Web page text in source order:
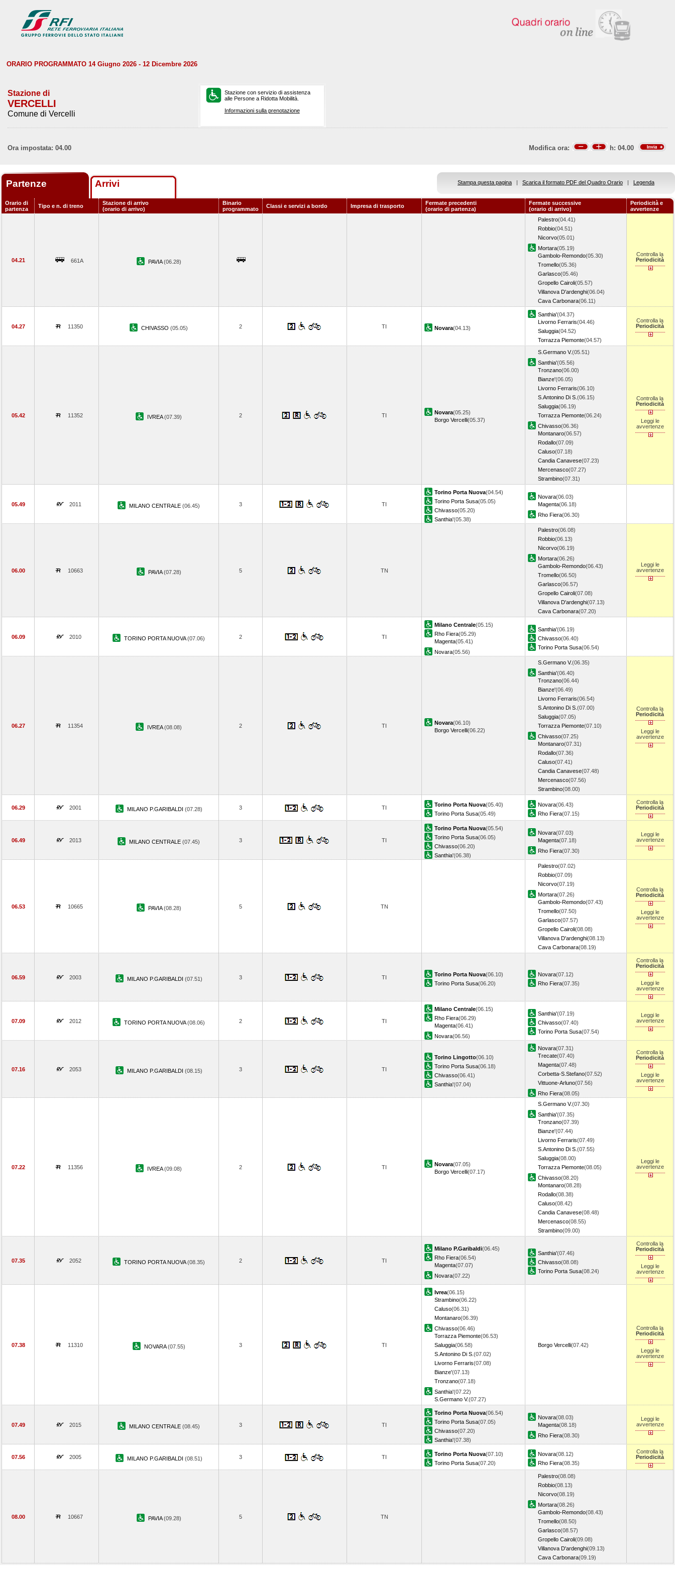
ORARIO PROGRAMMATO 14 Giugno 2026 - 12 Dicembre 2026
Stazione di
VERCELLI
Comune di Vercelli
Stazione con servizio di assistenza
alle Persone a Ridotta Mobilità.
Informazioni sulla prenotazione
Ora impostata: 04.00 Modifica ora: h: 04.00
Partenze Arrivi Stampa questa pagina | Scarica il formato PDF del Quadro Orario | Legenda
Orario di
partenza
Tipo e n. di treno
Stazione di arrivo
(orario di arrivo)
Binario
programmato
Classi e servizi a bordo Impresa di trasporto
Fermate precedenti
(orario di partenza)
Fermate successive
(orario di arrivo)
Periodicità e
avvertenze
04.21 661A PAVIA(06.28)
Palestro(04.41)
Robbio(04.51)
Nicorvo(05.01)
Mortara(05.19)
Gambolo-Remondo(05.30)
Tromello(05.36)
Garlasco(05.46)
Gropello Cairoli(05.57)
Villanova D'ardenghi(06.04)
Cava Carbonara(06.11)
Controlla la
Periodicità
04.27 11350 CHIVASSO (05.05) 2 TI Novara(04.13)
Santhia'(04.37)
Livorno Ferraris(04.46)
Saluggia(04.52)
Torrazza Piemonte(04.57)
Controlla la
Periodicità
05.42 11352 IVREA(07.39) 2 TI Novara(05.25)
Borgo Vercelli(05.37)
S.Germano V.(05.51)
Santhia'(05.56)
Tronzano(06.00)
Bianze'(06.05)
Livorno Ferraris(06.10)
S.Antonino Di S. (06.15)
Saluggia(06.19)
Torrazza Piemonte(06.24)
Chivasso(06.36)
Montanaro(06.57)
Rodallo(07.09)
Caluso(07.18)
Candia Canavese(07.23)
Mercenasco(07.27)
Strambino(07.31)
Controlla la
Periodicità
Leggi le
avvertenze
05.49 2011 MILANO CENTRALE (06.45) 3 TI
Torino Porta Nuova(04.54)
Torino Porta Susa(05.05)
Chivasso(05.20)
Santhia'(05.38)
Novara(06.03)
Magenta(06.18)
Rho Fiera(06.30)
06.00 10663 PAVIA(07.28) 5 TN
Palestro(06.08)
Robbio(06.13)
Nicorvo(06.19)
Mortara(06.26)
Gambolo-Remondo(06.43)
Tromello(06.50)
Garlasco(06.57)
Gropello Cairoli(07.08)
Villanova D'ardenghi(07.13)
Cava Carbonara(07.20)
Leggi le
avvertenze
06.09 2010 TORINO PORTA NUOVA(07.06) 2 TI
Milano Centrale(05.15)
Rho Fiera(05.29)
Magenta(05.41)
Novara(05.56)
Santhia'(06.19)
Chivasso(06.40)
Torino Porta Susa(06.54)
06.27 11354 IVREA(08.08) 2 TI Novara(06.10)
Borgo Vercelli(06.22)
S.Germano V.(06.35)
Santhia'(06.40)
Tronzano(06.44)
Bianze'(06.49)
Livorno Ferraris(06.54)
S.Antonino Di S. (07.00)
Saluggia(07.05)
Torrazza Piemonte(07.10)
Chivasso(07.25)
Montanaro(07.31)
Rodallo(07.36)
Caluso(07.41)
Candia Canavese(07.48)
Mercenasco(07.56)
Strambino(08.00)
Controlla la
Periodicità
Leggi le
avvertenze
06.29 2001 MILANO P.GARIBALDI (07.28) 3 TI Torino Porta Nuova(05.40)
Torino Porta Susa(05.49)
Novara(06.43)
Rho Fiera(07.15)
Controlla la
Periodicità
06.49 2013 MILANO CENTRALE (07.45) 3 TI
Torino Porta Nuova(05.54)
Torino Porta Susa(06.05)
Chivasso(06.20)
Santhia'(06.38)
Novara(07.03)
Magenta(07.18)
Rho Fiera(07.30)
Leggi le
avvertenze
06.53 10665 PAVIA(08.28) 5 TN
Palestro(07.02)
Robbio(07.09)
Nicorvo(07.19)
Mortara(07.26)
Gambolo-Remondo(07.43)
Tromello(07.50)
Garlasco(07.57)
Gropello Cairoli(08.08)
Villanova D'ardenghi(08.13)
Cava Carbonara(08.19)
Controlla la
Periodicità
Leggi le
avvertenze
06.59 2003 MILANO P.GARIBALDI (07.51) 3 TI Torino Porta Nuova(06.10)
Torino Porta Susa(06.20)
Novara(07.12)
Rho Fiera(07.35)
Controlla la
Periodicità
Leggi le
avvertenze
07.09 2012 TORINO PORTA NUOVA(08.06) 2 TI
Milano Centrale(06.15)
Rho Fiera(06.29)
Magenta(06.41)
Novara(06.56)
Santhia'(07.19)
Chivasso(07.40)
Torino Porta Susa(07.54)
Leggi le
avvertenze
07.16 2053 MILANO P.GARIBALDI (08.15) 3 TI
Torino Lingotto(06.10)
Torino Porta Susa(06.18)
Chivasso(06.41)
Santhia'(07.04)
Novara(07.31)
Trecate(07.40)
Magenta(07.48)
Corbetta-S.Stefano(07.52)
Vittuone-Arluno(07.56)
Rho Fiera(08.05)
Controlla la
Periodicità
Leggi le
avvertenze
07.22 11356 IVREA(09.08) 2 TI Novara(07.05)
Borgo Vercelli(07.17)
S.Germano V.(07.30)
Santhia'(07.35)
Tronzano(07.39)
Bianze'(07.44)
Livorno Ferraris(07.49)
S.Antonino Di S. (07.55)
Saluggia(08.00)
Torrazza Piemonte(08.05)
Chivasso(08.20)
Montanaro(08.28)
Rodallo(08.38)
Caluso(08.42)
Candia Canavese(08.48)
Mercenasco(08.55)
Strambino(09.00)
Leggi le
avvertenze
07.35 2052 TORINO PORTA NUOVA(08.35) 2 TI
Milano P.Garibaldi(06.45)
Rho Fiera(06.54)
Magenta(07.07)
Novara(07.22)
Santhia'(07.46)
Chivasso(08.08)
Torino Porta Susa(08.24)
Controlla la
Periodicità
Leggi le
avvertenze
07.38 11310 NOVARA(07.55) 3 TI
Ivrea(06.15)
Strambino(06.22)
Caluso(06.31)
Montanaro(06.39)
Chivasso(06.46)
Torrazza Piemonte(06.53)
Saluggia(06.58)
S.Antonino Di S. (07.02)
Livorno Ferraris(07.08)
Bianze'(07.13)
Tronzano(07.18)
Santhia'(07.22)
S.Germano V.(07.27)
Borgo Vercelli(07.42)
Controlla la
Periodicità
Leggi le
avvertenze
07.49 2015 MILANO CENTRALE (08.45) 3 TI
Torino Porta Nuova(06.54)
Torino Porta Susa(07.05)
Chivasso(07.20)
Santhia'(07.38)
Novara(08.03)
Magenta(08.18)
Rho Fiera(08.30)
Leggi le
avvertenze
07.56 2005 MILANO P.GARIBALDI (08.51) 3 TI Torino Porta Nuova(07.10)
Torino Porta Susa(07.20)
Novara(08.12)
Rho Fiera(08.35)
Controlla la
Periodicità
08.00 10667 PAVIA(09.28) 5 TN
Palestro(08.08)
Robbio(08.13)
Nicorvo(08.19)
Mortara(08.26)
Gambolo-Remondo(08.43)
Tromello(08.50)
Garlasco(08.57)
Gropello Cairoli(09.08)
Villanova D'ardenghi(09.13)
Cava Carbonara(09.19)